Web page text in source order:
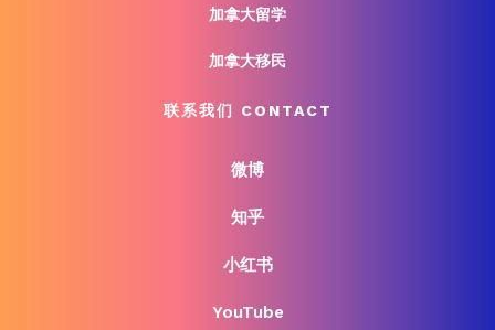
加拿大留学
加拿大移民
联系我们 CONTACT
微博
知乎
小红书
YouTube